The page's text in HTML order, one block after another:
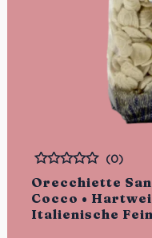
Orecchiette
Cocco •
Italienische
Bewertet
(0)